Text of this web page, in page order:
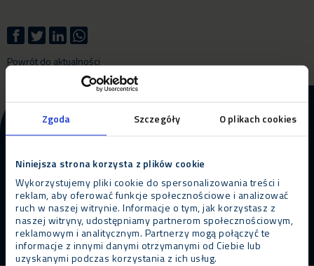
Zgoda Szczegóły O plikach cookies
Niniejsza strona korzysta z plików cookie
Wykorzystujemy pliki cookie do spersonalizowania treści i
reklam, aby oferować funkcje społecznościowe i analizować
ruch w naszej witrynie. Informacje o tym, jak korzystasz z
naszej witryny, udostępniamy partnerom społecznościowym,
reklamowym i analitycznym. Partnerzy mogą połączyć te
informacje z innymi danymi otrzymanymi od Ciebie lub
uzyskanymi podczas korzystania z ich usług.
Powrót do aktualności
Więcej informacji o naszym
produkcie i usługach?
Skontaktuj się z nami ZADZWOŃ